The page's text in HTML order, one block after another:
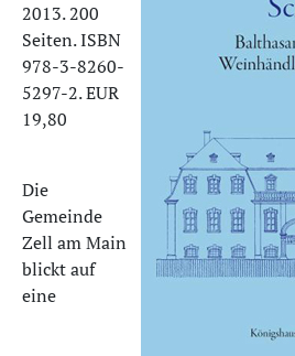
2013. 200
Seiten. ISBN
978-3-8260-
5297-2. EUR
19,80
Die
Gemeinde
Zell am Main
blickt auf
eine